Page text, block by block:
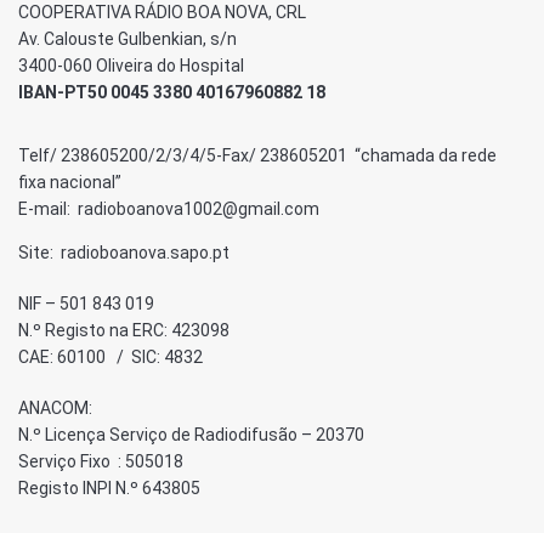
COOPERATIVA RÁDIO BOA NOVA, CRL
Av. Calouste Gulbenkian, s/n
3400-060 Oliveira do Hospital
IBAN-PT50 0045 3380 40167960882 18
Telf/ 238605200/2/3/4/5-Fax/ 238605201 “chamada da rede
fixa nacional”
E-mail: radioboanova1002@gmail.com
Site: radioboanova.sapo.pt
NIF – 501 843 019
N.º Registo na ERC: 423098
CAE: 60100 / SIC: 4832
ANACOM:
N.º Licença Serviço de Radiodifusão – 20370
Serviço Fixo : 505018
Registo INPI N.º 643805